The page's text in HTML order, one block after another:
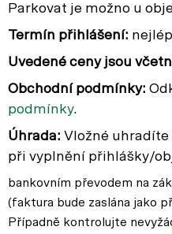
Parkovat je možno u
Termín přihlášení:
Uvedené ceny jsou
Obchodní podmínky:
podmínky.
Úhrada: Vložné
při vyplnění přihlášky/
bankovním převodem na
(faktura bude zaslána jako
Případně kontrolujte